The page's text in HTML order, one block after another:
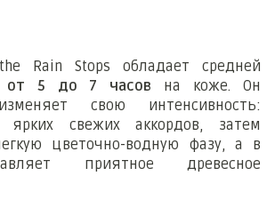
Rain Stops обладает средней
от 5 до 7 часов на коже. Он
свою интенсивность:
ярких свежих аккордов, затем
цветочно-водную фазу, а в
приятное древесное